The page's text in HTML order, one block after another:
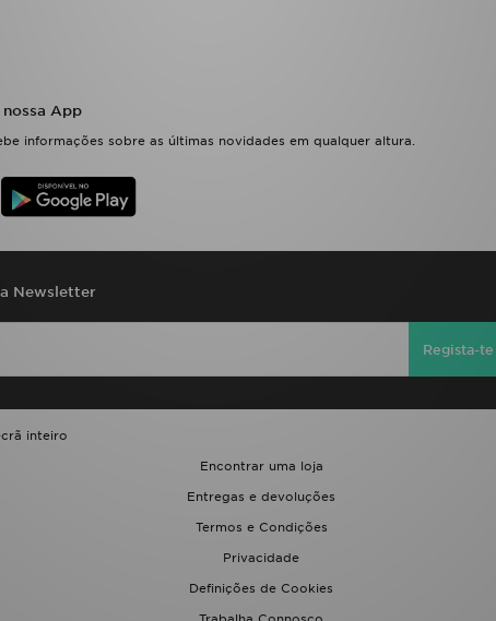
nossa App
informações sobre as últimas novidades em qualquer altura.
Newsletter
Regista-te
inteiro
Encontrar uma loja
Entregas e devoluções
Termos e Condições
Privacidade
Definições de Cookies